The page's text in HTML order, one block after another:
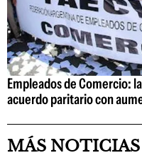
Empleados de Comercio:
acuerdo paritario con
MÁS NOTICIAS